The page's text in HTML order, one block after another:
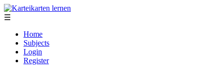
☰
Home
Subjects
Login
Register